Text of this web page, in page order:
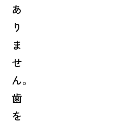
あ
り
ま
せ
ん。
歯
を